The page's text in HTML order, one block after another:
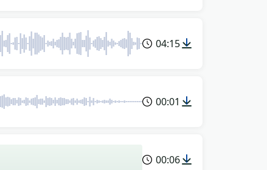
04:15
00:01
00:06